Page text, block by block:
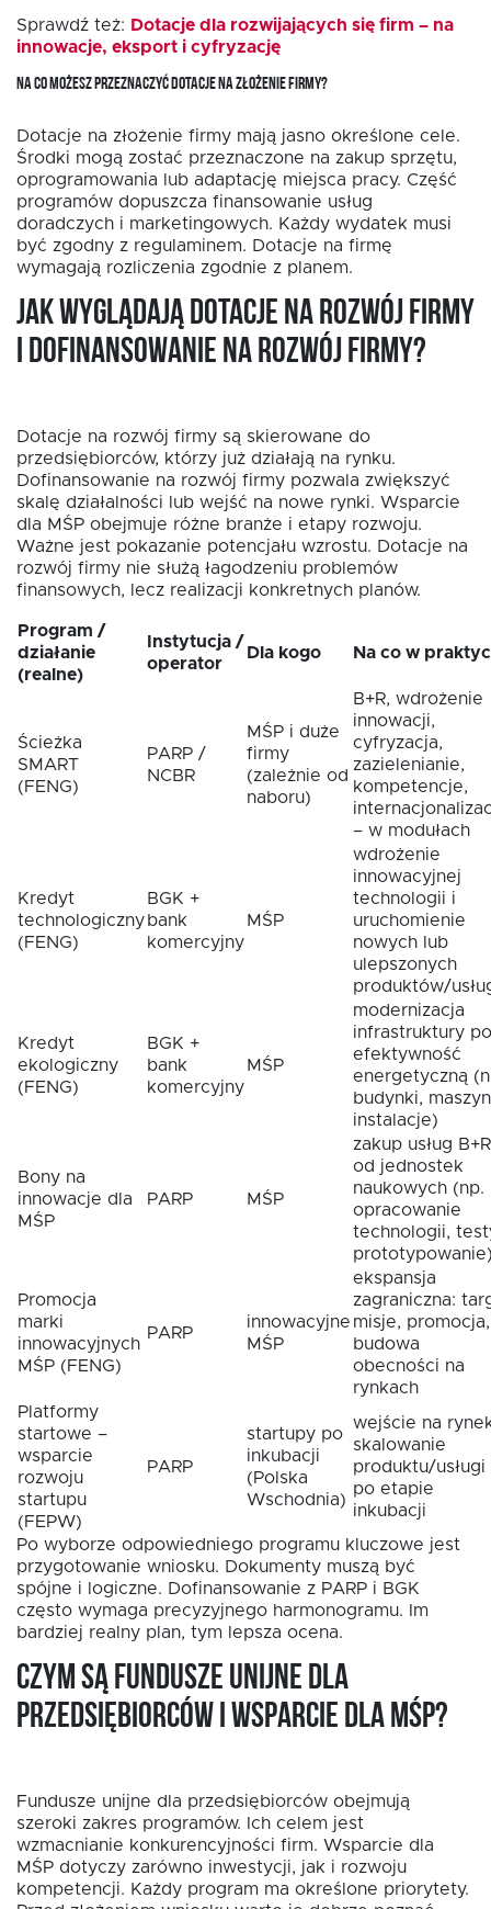
Sprawdź też: Dotacje dla rozwijających się firm – na
innowacje, eksport i cyfryzację
NA CO MOŻESZ PRZEZNACZYĆ DOTACJE NA ZŁOŻENIE FIRMY?
Dotacje na złożenie firmy mają jasno określone cele.
Środki mogą zostać przeznaczone na zakup sprzętu,
oprogramowania lub adaptację miejsca pracy. Część
programów dopuszcza finansowanie usług
doradczych i marketingowych. Każdy wydatek musi
być zgodny z regulaminem. Dotacje na firmę
wymagają rozliczenia zgodnie z planem.
Jak wyglądają dotacje na rozwój firmy
i dofinansowanie na rozwój firmy?
Dotacje na rozwój firmy są skierowane do
przedsiębiorców, którzy już działają na rynku.
Dofinansowanie na rozwój firmy pozwala zwiększyć
skalę działalności lub wejść na nowe rynki. Wsparcie
dla MŚP obejmuje różne branże i etapy rozwoju.
Ważne jest pokazanie potencjału wzrostu. Dotacje na
rozwój firmy nie służą łagodzeniu problemów
finansowych, lecz realizacji konkretnych planów.
Program /
działanie
(realne)
Instytucja /
operator
Dla kogo Na co w
Ścieżka
SMART
(FENG)
PARP /
NCBR
MŚP i duże
firmy
(zależnie od
naboru)
B+R, wdrożenie
innowacji,
cyfryzacja,
zazielenianie,
kompetencje,
– w modułach
Kredyt
technologiczny
(FENG)
BGK +
bank
komercyjny
MŚP
wdrożenie
innowacyjnej
technologii i
uruchomienie
nowych lub
ulepszonych
produktów/
Kredyt
ekologiczny
(FENG)
BGK +
bank
komercyjny
MŚP
modernizacja
infrastruktury
efektywność
energetyczną
budynki,
instalacje)
Bony na
innowacje dla
MŚP
PARP MŚP
zakup usług B+R
od jednostek
naukowych (np.
opracowanie
technologii,
Promocja
marki
innowacyjnych
MŚP (FENG)
PARP
innowacyjne
MŚP
ekspansja
zagraniczna:
misje, promocja,
budowa
obecności na
rynkach
Platformy
startowe –
wsparcie
rozwoju
startupu
(FEPW)
PARP
startupy po
inkubacji
(Polska
Wschodnia)
wejście na
skalowanie
produktu/usługi
po etapie
inkubacji
Po wyborze odpowiedniego programu kluczowe jest
przygotowanie wniosku. Dokumenty muszą być
spójne i logiczne. Dofinansowanie z PARP i BGK
często wymaga precyzyjnego harmonogramu. Im
bardziej realny plan, tym lepsza ocena.
Czym są fundusze unijne dla
przedsiębiorców i wsparcie dla MŚP?
Fundusze unijne dla przedsiębiorców obejmują
szeroki zakres programów. Ich celem jest
wzmacnianie konkurencyjności firm. Wsparcie dla
MŚP dotyczy zarówno inwestycji, jak i rozwoju
kompetencji. Każdy program ma określone priorytety.